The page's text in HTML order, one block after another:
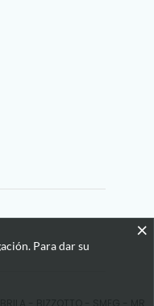
×
Para dar su